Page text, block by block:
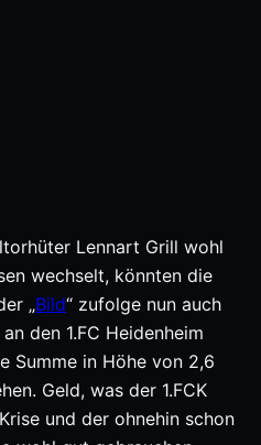
Lennart Grill wohl
wechselt, könnten die
„Bild“ zufolge nun auch
den 1.FC Heidenheim
Summe in Höhe von 2,6
Geld, was der 1.FCK
und der ohnehin schon